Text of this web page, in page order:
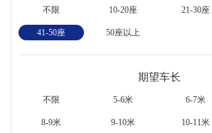
不限 10-20座 21-30座
41-50座 50座以上
期望车长
不限 5-6米 6-7米
8-9米 9-10米 10-11米